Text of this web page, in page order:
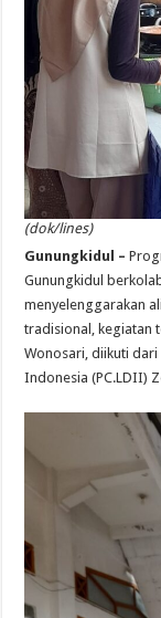
(dok/lines)
Gunungkidul –
Gunungkidul
menyelenggarakan
tradisional, kegiatan
Wonosari, diikuti
Indonesia (PC.LDII)